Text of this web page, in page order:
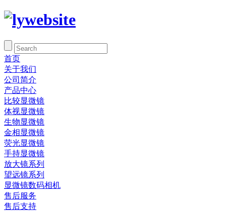
首页
关于我们
公司简介
产品中心
比较显微镜
体视显微镜
生物显微镜
金相显微镜
荧光显微镜
手持显微镜
放大镜系列
望远镜系列
显微镜数码相机
售后服务
售后支持